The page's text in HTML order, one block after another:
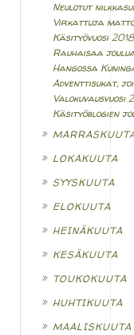
Neulotut
Virkattuja
Käsityövuosi 2018
Rauhaisaa
Hangossa
Adventtisukat,
Valokuvausvuosi
Käsityöblogien
LOKAKUUTA
SYYSKUUTA
ELOKUUTA
HEINÄKUUTA
KESÄKUUTA
TOUKOKUUTA
HUHTIKUUTA
MAALISKUUTA